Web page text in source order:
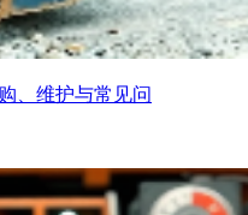
、维护与常见问